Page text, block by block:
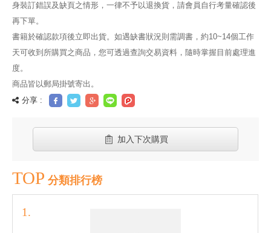
身裝訂錯誤及缺頁之情形，一律不予以退換貨，請會員自行考量確認後
再下單。
書籍於確認款項後立即出貨。如遇缺書狀況則需調書，約10~14個工作
天可收到所購買之商品，您可透過查詢交易資料，隨時掌握目前處理進
度。
商品皆以郵局掛號寄出。
分享 :
加入下次購買
TOP 分類排行榜